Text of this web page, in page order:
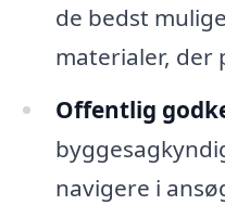
de bedst
materialer, der
Offentlig
navigere i